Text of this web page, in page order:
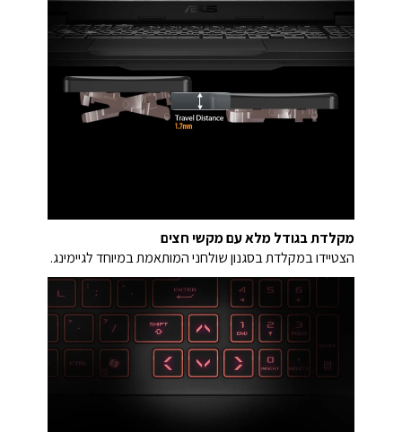
מקלדת בגודל מלא עם מקשי חצים
הצטיידו במקלדת בסגנון שולחני המותאמת במיוחד לגיימינג.